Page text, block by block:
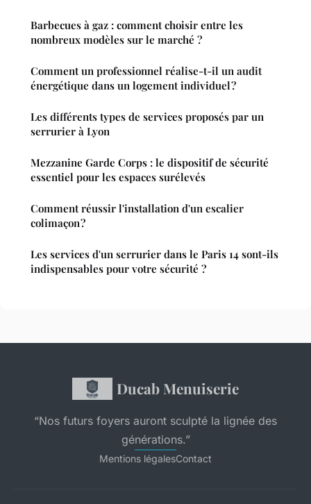
Barbecues à gaz : comment choisir entre les
nombreux modèles sur le marché ?
Comment un professionnel réalise-t-il un audit
énergétique dans un logement individuel ?
Les différents types de services proposés par un
serrurier à Lyon
Mezzanine Garde Corps : le dispositif de sécurité
essentiel pour les espaces surélevés
Comment réussir l'installation d'un escalier
colimaçon ?
Les services d'un serrurier dans le Paris 14 sont-ils
indispensables pour votre sécurité ?
Ducab Menuiserie
“Nos futurs foyers auront sculpté la lignée des
générations.”
Mentions légalesContact